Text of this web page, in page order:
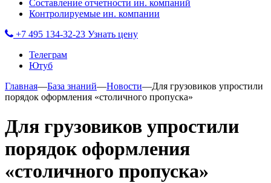
Составление отчетности ин. компаний
Контролируемые ин. компании
+7 495 134-32-23 Узнать цену
Телеграм
Ютуб
Главная—База знаний—Новости—Для грузовиков упростили
порядок оформления «столичного пропуска»
Для грузовиков упростили
порядок оформления
«столичного пропуска»